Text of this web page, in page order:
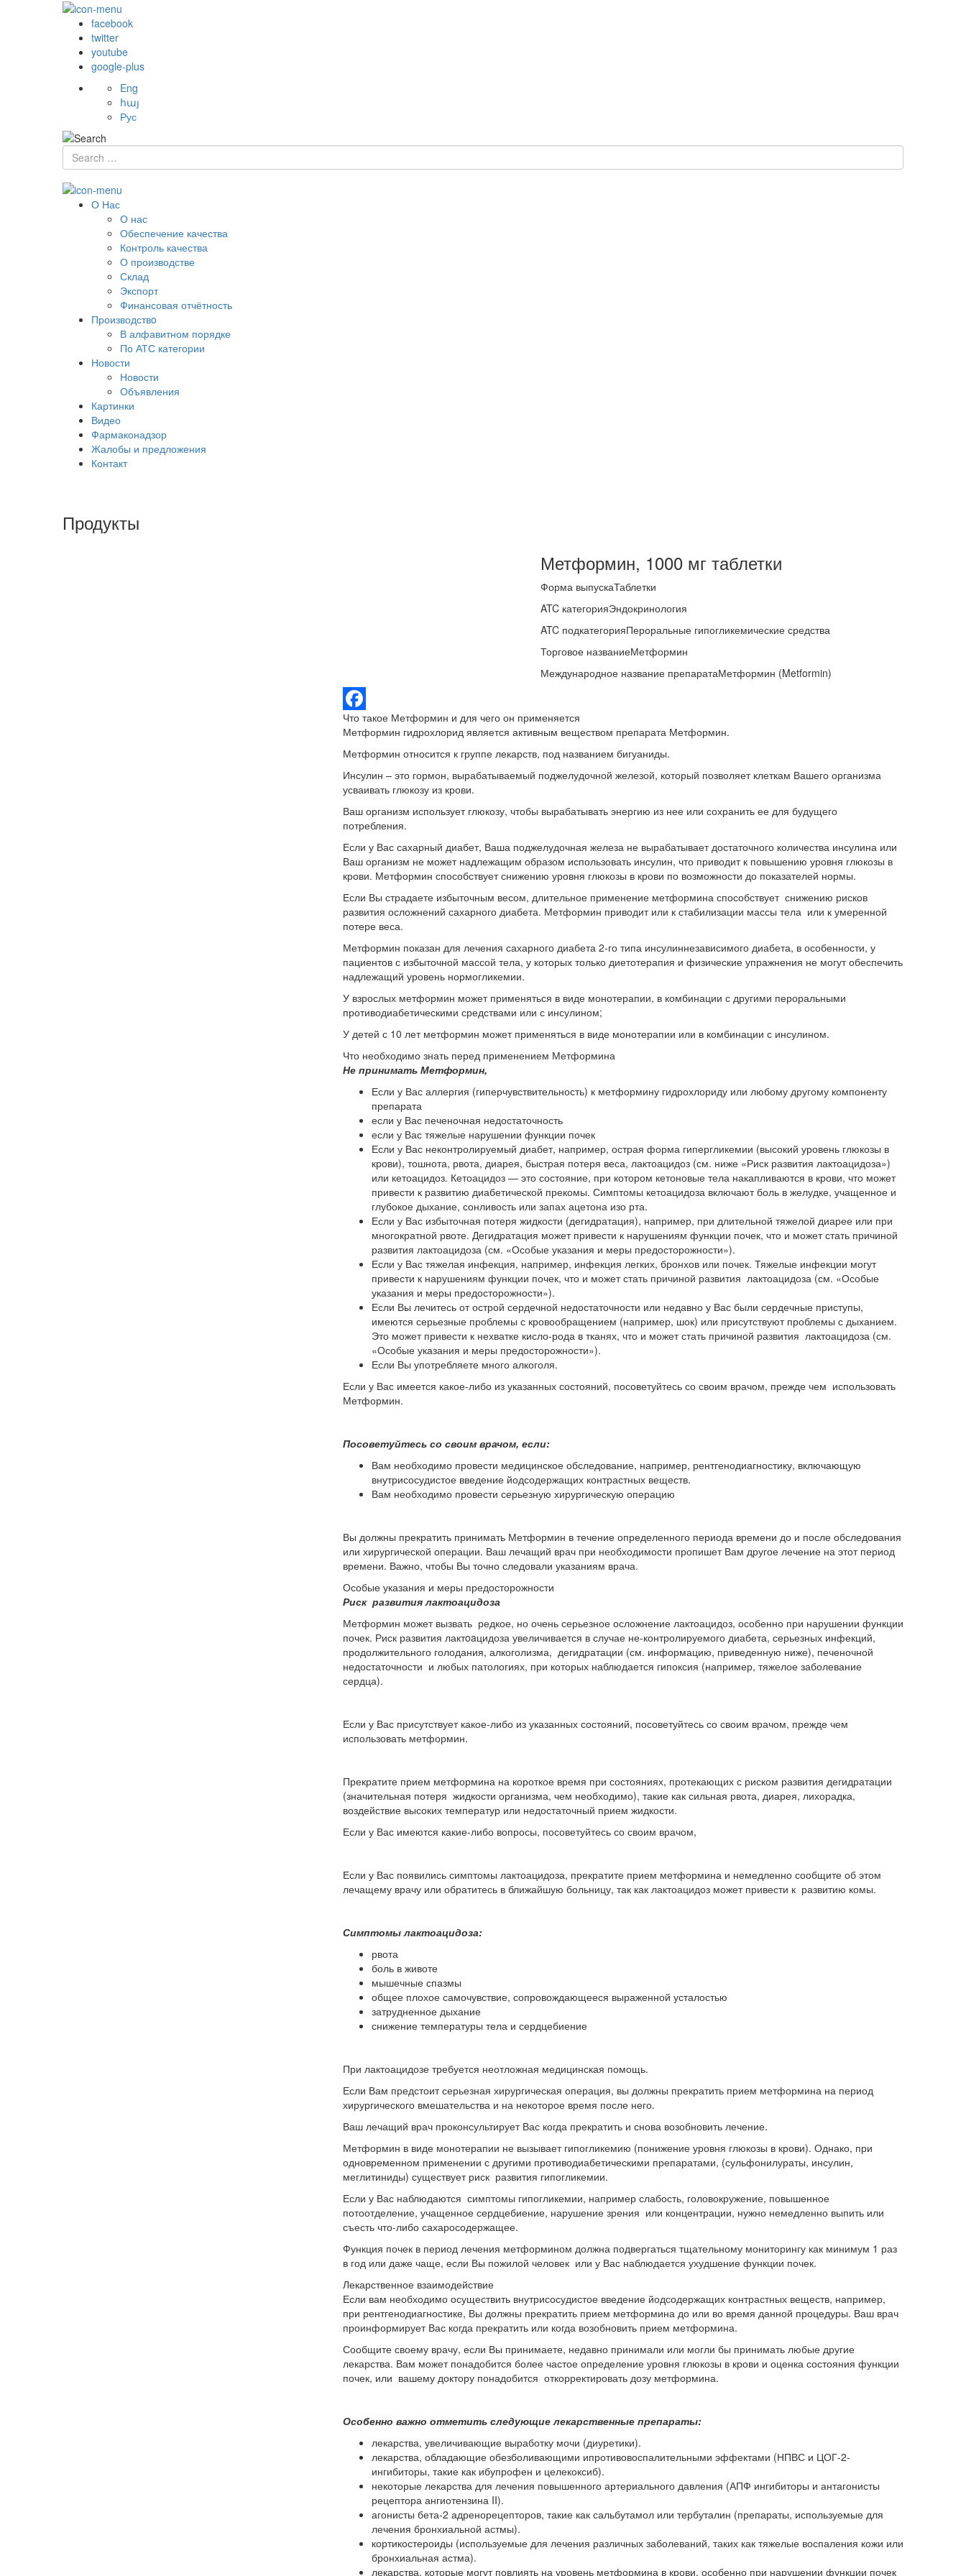
facebook
twitter
youtube
google-plus
Eng
հայ
Рус
О Нас
О нас
Обеспечение качества
Контроль качества
О производстве
Склад
Экспорт
Финансовая отчётность
Производствo
В алфавитном порядке
По АТС категории
Новости
Новости
Объявления
Картинки
Видео
Фармаконадзор
Жалобы и предложения
Контакт
Продукты
Метформин, 1000 мг таблетки
Форма выпускаТаблетки
ATC категорияЭндокринология
ATC подкатегорияПероральные гипогликемические средства
Торговое названиеМетформин
Международное название препаратаМетформин (Metformin)
Facebook
Что такое Метформин и для чего он применяется
Метформин гидрохлорид является активным веществом препарата Метформин.
Метформин относится к группе лекарств, под названием бигуаниды.
Инсулин – это гормон, вырабатываемый поджелудочной железой, который позволяет клеткам Вашего организма
усваивать глюкозу из крови.
Ваш организм использует глюкозу, чтобы вырабатывать энергию из нее или сохранить ее для будущего
потребления.
Если у Вас сахарный диабет, Ваша поджелудочная железа не вырабатывает достаточного количества инсулина или
Ваш организм не может надлежащим образом использовать инсулин, что приводит к повышению уровня глюкозы в
крови. Метформин способствует снижению уровня глюкозы в крови по возможности до показателей нормы.
Если Вы страдаете избыточным весом, длительное применение метформина способствует снижению рисков
развития осложнений сахарного диабета. Метформин приводит или к стабилизации массы тела или к умеренной
потере веса.
Метформин показан для лечения сахарного диабета 2-го типа инсулиннезависимого диабета, в особенности, у
пациентов с избыточной массой тела, у которых только диетотерапия и физические упражнения не могут обеспечить
надлежащий уровень нормогликемии.
У взрослых метформин может применяться в виде монотерапии, в комбинации с другими пероральными
противодиабетическими средствами или с инсулином;
У детей с 10 лет метформин может применяться в виде монотерапии или в комбинации с инсулином.
Что необходимо знать перед применением Метформина
Не принимать Метформин,
Если у Вас аллергия (гиперчувствительность) к метформину гидрохлориду или любому другому компоненту
препарата
если у Вас печеночная недостаточность
если у Вас тяжелые нарушении функции почек
Если у Вас неконтролируемый диабет, например, острая форма гипергликемии (высокий уровень глюкозы в
крови), тошнота, рвота, диарея, быстрая потеря веса, лактоацидоз (см. ниже «Риск развития лактоацидоза»)
или кетоацидоз. Кетоацидоз — это состояние, при котором кетоновые тела накапливаются в крови, что может
привести к развитию диабетической прекомы. Симптомы кетоацидоза включают боль в желудке, учащенное и
глубокое дыхание, сонливость или запах ацетона изо рта.
Если у Вас избыточная потеря жидкости (дегидратация), например, при длительной тяжелой диарее или при
многократной рвоте. Дегидратация может привести к нарушениям функции почек, что и может стать причиной
развития лактоацидоза (см. «Особые указания и меры предосторожности»).
Если у Вас тяжелая инфекция, например, инфекция легких, бронхов или почек. Тяжелые инфекции могут
привести к нарушениям функции почек, что и может стать причиной развития лактоацидоза (см. «Особые
указания и меры предосторожности»).
Если Вы лечитесь от острой сердечной недостаточности или недавно у Вас были сердечные приступы,
имеются серьезные проблемы с кровообращением (например, шок) или присутствуют проблемы с дыханием.
Это может привести к нехватке кисло-рода в тканях, что и может стать причиной развития лактоацидоза (см.
«Особые указания и меры предосторожности»).
Если Вы употребляете много алкоголя.
Если у Вас имеется какое-либо из указанных состояний, посоветуйтесь со своим врачом, прежде чем использовать
Метформин.
Посоветуйтесь со своим врачом, если:
Вам необходимо провести медицинское обследование, например, рентгенодиагностику, включающую
внутрисосудистое введение йодсодержащих контрастных веществ.
Вам необходимо провести серьезную хирургическую операцию
Вы должны прекратить принимать Метформин в течение определенного периода времени до и после обследования
или хирургической операции. Ваш лечащий врач при необходимости пропишет Вам другое лечение на этот период
времени. Важно, чтобы Вы точно следовали указаниям врача.
Особые указания и меры предосторожности
Риск развития лактоацидоза
Метформин может вызвать редкое, но очень серьезное осложнение лактоацидоз, особенно при нарушении функции
почек. Риск развития лактoaцидоза увеличивается в случае не-контролируемого диабета, серьезных инфекций,
продолжительного голодания, алкоголизма, дегидратации (см. информацию, приведенную ниже), печеночной
недостаточности и любых патологиях, при которых наблюдается гипоксия (например, тяжелое заболевание
сердца).
Если у Вас присутствует какое-либо из указанных состояний, посоветуйтесь со своим врачом, прежде чем
использовать метформин.
Прекратите прием метформина на короткое время при состояниях, протекающих с риском развития дегидратации
(значительная потеря жидкости организма, чем необходимо), такие как сильная рвота, диарея, лихорадка,
воздействие высоких температур или недостаточный прием жидкости.
Если у Вас имеются какие-либо вопросы, посоветуйтесь со своим врачом,
Если у Вас появились симптомы лактоацидоза, прекратите прием метформина и немедленно сообщите об этом
лечащему врачу или обратитесь в ближайшую больницу, так как лактоацидоз может привести к развитию комы.
Симптомы лактоацидоза:
рвота
боль в животе
мышечные спазмы
общее плохое самочувствие, сопровождающееся выраженной усталостью
затрудненное дыхание
снижение температуры тела и сердцебиение
При лактоацидозе требуется неотложная медицинская помощь.
Если Вам предстоит серьезная хирургическая операция, вы должны прекратить прием метформина на период
хирургического вмешательства и на некоторое время после него.
Ваш лечащий врач проконсультирует Вас когда прекратить и снова возобновить лечение.
Метформин в виде монотерапии не вызывает гипогликемию (понижение уровня глюкозы в крови). Однако, при
одновременном применении с другими противодиабетическими препаратами, (сульфонилураты, инсулин,
меглитиниды) существует риск развития гипогликемии.
Если у Вас наблюдаются симптомы гипогликемии, например слабость, головокружение, повышенное
потоотделение, учащенное сердцебиение, нарушение зрения или концентрации, нужно немедленно выпить или
съесть что-либо сахаросодержащее.
Функция почек в период лечения метформином должна подвергаться тщательному мониторингу как минимум 1 раз
в год или даже чаще, если Вы пожилой человек или у Вас наблюдается ухудшение функции почек.
Лекарственное взаимодействие
Если вам необходимо осуществить внутрисосудистое введение йодсодержащих контрастных веществ, например,
при рентгенодиагностике, Вы должны прекратить прием метформина до или во время данной процедуры. Ваш врач
проинформирует Вас когда прекратить или когда возобновить прием метформина.
Сообщите своему врачу, если Вы принимаете, недавно принимали или могли бы принимать любые другие
лекарства. Вам может понадобится более частое определение уровня глюкозы в крови и оценка состояния функции
почек, или вашему доктору понадобится откорректировать дозу метформина.
Особенно важно отметить следующие лекарственные препараты:
лекарства, увеличивающие выработку мочи (диуретики).
лекарства, обладающие обезболивающими ипротивовоспалительными эффектами (НПВС и ЦОГ-2-
ингибиторы, такие как ибупрофен и целекоксиб).
некоторые лекарства для лечения повышенного артериального давления (АПФ ингибиторы и антагонисты
рецептора ангиотензина II).
агонисты бета-2 адренорецепторов, такие как сальбутамол или тербуталин (препараты, используемые для
лечения бронхиальной астмы).
кортикостероиды (используемые для лечения различных заболеваний, таких как тяжелые воспаления кожи или
бронхиальная астма).
лекарства, которые могут повлиять на уровень метформина в крови, особенно при нарушении функции почек